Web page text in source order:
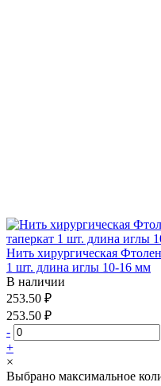
Нить хирургическая
1 шт. длина иглы 10-16 мм
В наличии
253.50 ₽
253.50 ₽
-
+
×
Выбрано максимальное